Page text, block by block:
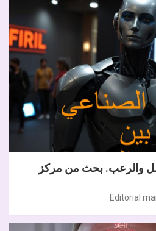
والرعب. بحث من مركز
Editorial